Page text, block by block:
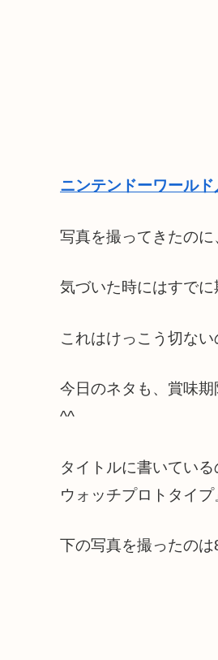
ニンテンドーワール
写真を撮ってきたの
気づいた時にはすでに
これはけっこう切ない
今日のネタも、賞味
^^
タイトルに書いている
ウォッチプロトタイ
下の写真を撮ったのは